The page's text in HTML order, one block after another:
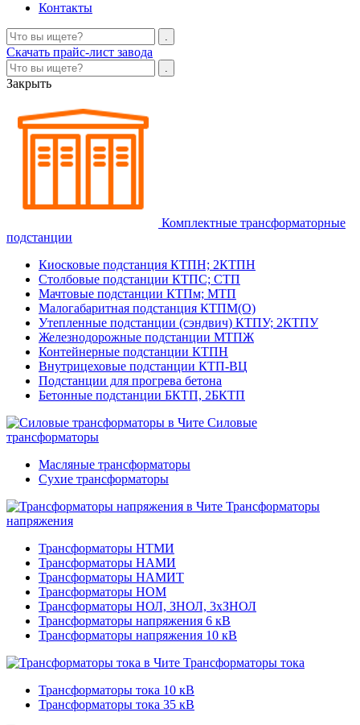
Контакты
Скачать прайс-лист завода
Закрыть
Комплектные трансформаторные
подстанции
Киосковые подстанция КТПН; 2КТПН
Столбовые подстанции КТПС; СТП
Мачтовые подстанции КТПм; МТП
Малогабаритная подстанция КТПМ(О)
Утепленные подстанции (сэндвич) КТПУ; 2КТПУ
Железнодорожные подстанции МТПЖ
Контейнерные подстанции КТПН
Внутрицеховые подстанции КТП-ВЦ
Подстанции для прогрева бетона
Бетонные подстанции БКТП, 2БКТП
Силовые
трансформаторы
Масляные трансформаторы
Сухие трансформаторы
Трансформаторы
напряжения
Трансформаторы НТМИ
Трансформаторы НАМИ
Трансформаторы НАМИТ
Трансформаторы НОМ
Трансформаторы НОЛ, ЗНОЛ, 3хЗНОЛ
Трансформаторы напряжения 6 кВ
Трансформаторы напряжения 10 кВ
Трансформаторы тока
Трансформаторы тока 10 кВ
Трансформаторы тока 35 кВ